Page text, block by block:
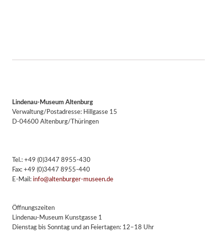
Lindenau-Museum Altenburg
Verwaltung/Postadresse: Hillgasse 15
D-04600 Altenburg/Thüringen
Tel.: +49 (0)3447 8955-430
Fax: +49 (0)3447 8955-440
E-Mail: info@altenburger-museen.de
Öffnungszeiten
Lindenau-Museum Kunstgasse 1
Dienstag bis Sonntag und an Feiertagen: 12–18 Uhr